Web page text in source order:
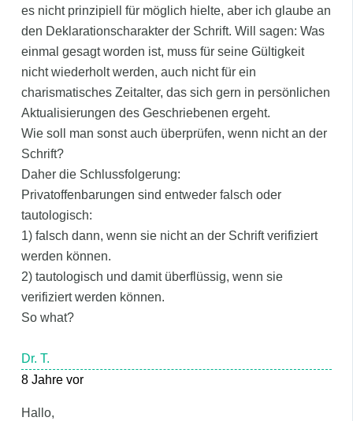
es nicht prinzipiell für möglich hielte, aber ich glaube an
den Deklarationscharakter der Schrift. Will sagen: Was
einmal gesagt worden ist, muss für seine Gültigkeit
nicht wiederholt werden, auch nicht für ein
charismatisches Zeitalter, das sich gern in persönlichen
Aktualisierungen des Geschriebenen ergeht.
Wie soll man sonst auch überprüfen, wenn nicht an der
Schrift?
Daher die Schlussfolgerung:
Privatoffenbarungen sind entweder falsch oder
tautologisch:
1) falsch dann, wenn sie nicht an der Schrift verifiziert
werden können.
2) tautologisch und damit überflüssig, wenn sie
verifiziert werden können.
So what?
Dr. T.
8 Jahre vor
Hallo,